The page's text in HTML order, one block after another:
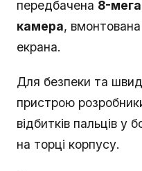
передбачена 8-
камера,
екрана.
Для безпеки та
пристрою
відбитків пальців у
на торці корпусу.